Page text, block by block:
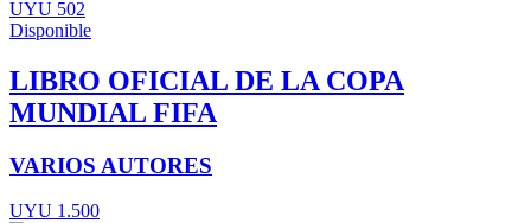
UYU 502
Disponible
LIBRO OFICIAL DE LA COPA
MUNDIAL FIFA
VARIOS AUTORES
UYU 1.500